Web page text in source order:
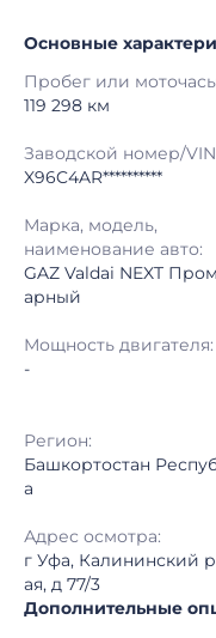
Начало торгов:
Конец торгов:
Тип аукциона:
Шаг торгов:
Кол-во ставок:
Регион:
Основные
Пробег или
119 298 км
Заводской номер/
X96C4AR**********
Марка, модель,
наименование авто:
GAZ Valdai NEXT
арный
Мощность двигателя:
-
Регион:
Башкортостан
а
Адрес осмотра:
г Уфа, Калининский
ая, д 77/3
Дополнительные